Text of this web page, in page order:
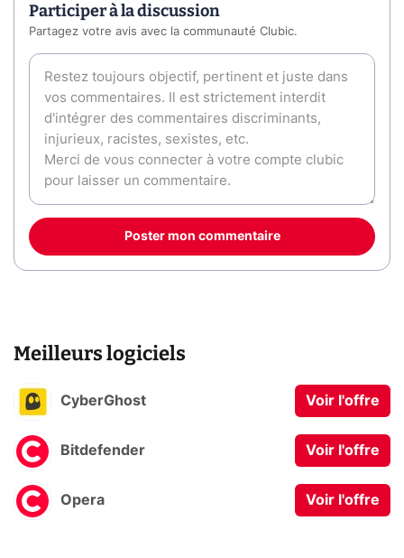
Participer à la discussion
Partagez votre avis avec la communauté Clubic.
Poster mon commentaire
Meilleurs logiciels
CyberGhost Voir l'offre
Bitdefender Voir l'offre
Opera Voir l'offre